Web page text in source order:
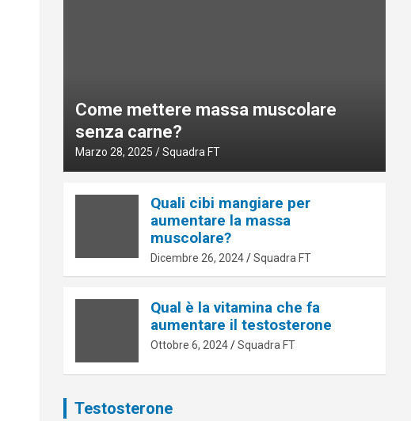
Come mettere massa muscolare
senza carne?
Marzo 28, 2025 Squadra FT
Quali cibi mangiare per
aumentare la massa
muscolare?
Dicembre 26, 2024 Squadra FT
Qual è la vitamina che fa
aumentare il testosterone
Ottobre 6, 2024 Squadra FT
Testosterone